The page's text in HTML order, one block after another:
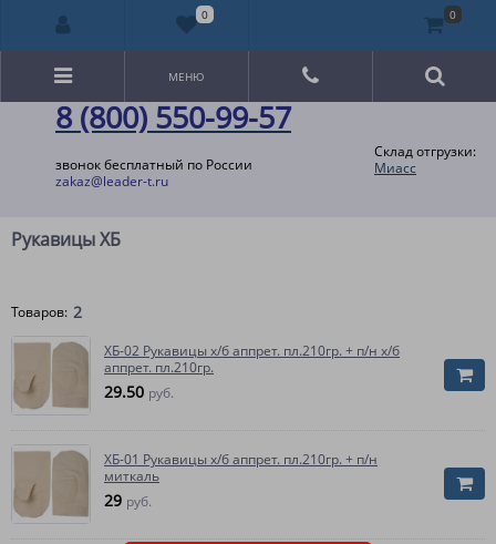
8 (800) 550-99-57
звонок бесплатный по России
zakaz@leader-t.ru
Склад отгрузки:
Миасс
МЕНЮ
Рукавицы ХБ
Товаров: 2
ХБ-02 Рукавицы х/б аппрет. пл.210гр. + п/н х/б
аппрет. пл.210гр.
29.50 руб.
ХБ-01 Рукавицы х/б аппрет. пл.210гр. + п/н
миткаль
29 руб.
0 0